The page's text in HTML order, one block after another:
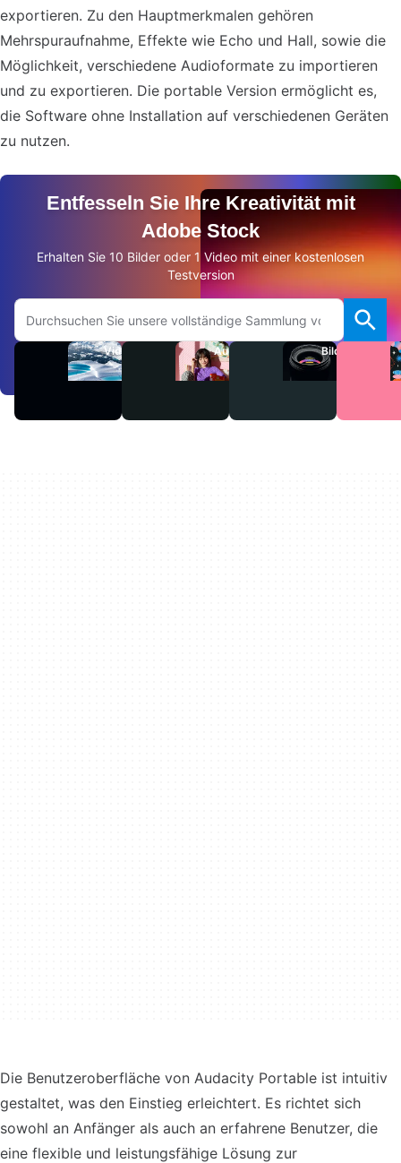
exportieren. Zu den Hauptmerkmalen gehören
Mehrspuraufnahme, Effekte wie Echo und Hall, sowie die
Möglichkeit, verschiedene Audioformate zu importieren
und zu exportieren. Die portable Version ermöglicht es,
die Software ohne Installation auf verschiedenen Geräten
zu nutzen.
Entfesseln Sie Ihre Kreativität mit
Adobe Stock
Erhalten Sie 10 Bilder oder 1 Video mit einer kostenlosen
Testversion
Auf Adobe.com suchen
Videos Audio Bilder
Die Benutzeroberfläche von Audacity Portable ist intuitiv
gestaltet, was den Einstieg erleichtert. Es richtet sich
sowohl an Anfänger als auch an erfahrene Benutzer, die
eine flexible und leistungsfähige Lösung zur